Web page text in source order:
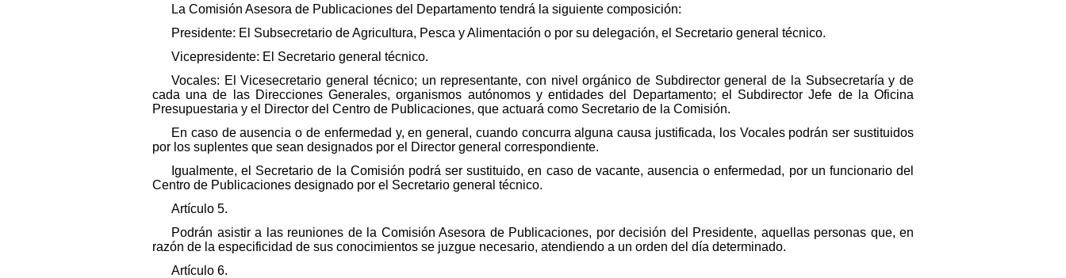
La Comisión Asesora de Publicaciones del Departamento tendrá la siguiente composición:
Presidente: El Subsecretario de Agricultura, Pesca y Alimentación o por su delegación, el Secretario general técnico.
Vicepresidente: El Secretario general técnico.
Vocales: El Vicesecretario general técnico; un representante, con nivel orgánico de Subdirector general de la Subsecretaría y de
cada una de las Direcciones Generales, organismos autónomos y entidades del Departamento; el Subdirector Jefe de la Oficina
Presupuestaria y el Director del Centro de Publicaciones, que actuará como Secretario de la Comisión.
En caso de ausencia o de enfermedad y, en general, cuando concurra alguna causa justificada, los Vocales podrán ser sustituidos
por los suplentes que sean designados por el Director general correspondiente.
Igualmente, el Secretario de la Comisión podrá ser sustituido, en caso de vacante, ausencia o enfermedad, por un funcionario del
Centro de Publicaciones designado por el Secretario general técnico.
Artículo 5.
Podrán asistir a las reuniones de la Comisión Asesora de Publicaciones, por decisión del Presidente, aquellas personas que, en
razón de la especificidad de sus conocimientos se juzgue necesario, atendiendo a un orden del día determinado.
Artículo 6.